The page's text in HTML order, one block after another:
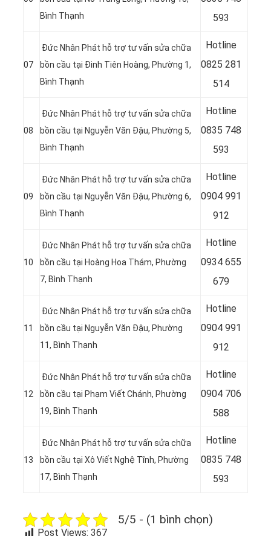
Bình Thạnh
593
07
Đức Nhân Phát hỗ trợ tư vấn sửa chữa
bồn cầu tại Đinh Tiên Hoàng, Phường 1,
Bình Thạnh
Hotline
0825 281
514
08
Đức Nhân Phát hỗ trợ tư vấn sửa chữa
bồn cầu tại Nguyễn Văn Đậu, Phường 5,
Bình Thạnh
Hotline
0835 748
593
09
Đức Nhân Phát hỗ trợ tư vấn sửa chữa
bồn cầu tại Nguyễn Văn Đậu, Phường 6,
Bình Thạnh
Hotline
0904 991
912
10
Đức Nhân Phát hỗ trợ tư vấn sửa chữa
bồn cầu tại Hoàng Hoa Thám, Phường
7, Bình Thạnh
Hotline
0934 655
679
11
Đức Nhân Phát hỗ trợ tư vấn sửa chữa
bồn cầu tại Nguyễn Văn Đậu, Phường
11, Bình Thạnh
Hotline
0904 991
912
12
Đức Nhân Phát hỗ trợ tư vấn sửa chữa
bồn cầu tại Phạm Viết Chánh, Phường
19, Bình Thạnh
Hotline
0904 706
588
13
Đức Nhân Phát hỗ trợ tư vấn sửa chữa
bồn cầu tại Xô Viết Nghệ Tĩnh, Phường
17, Bình Thạnh
Hotline
0835 748
593
5/5 - (1 bình chọn)
Post Views: 367